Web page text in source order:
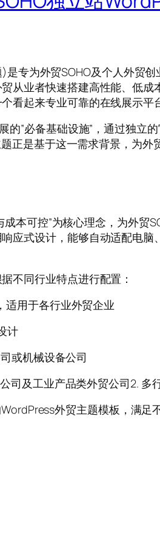
)是专为外贸SOHO及个人外贸
从业者快速搭建高性能、低
看起来专业可靠的在线展示平
的”必备基础设施”，通过独
正是基于这一需求背景，为
成本可控”为核心理念，为外
应式设计，能够自动适配电
不同行业特点进行配置：
适用于各行业外贸企业
计
或机械设备公司
司及工业产品类外贸公司2. 多
外贸主题模板，满